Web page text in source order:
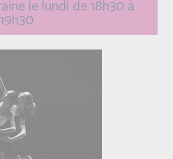
le lundi de 18h30 à
19h30